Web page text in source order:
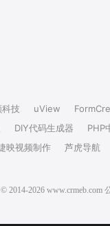
技 uView
DIY代码生成器
PHP
映视频制作 芦虎导航
© 2014-2026